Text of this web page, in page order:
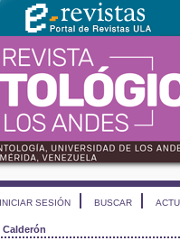
INICIAR SESIÓN BUSCAR
Calderón